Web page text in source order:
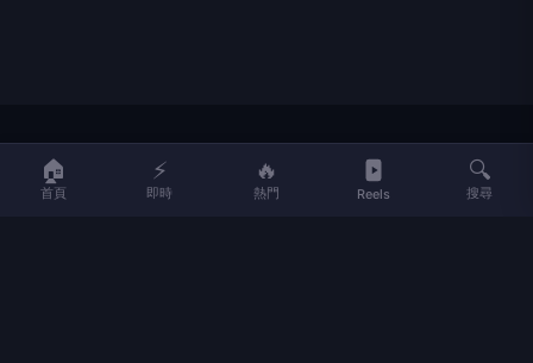
LIFE
LIFE 生活網是台灣領先的生活資訊平台，提供即時新聞、生活、健康、
🏠
首頁
⚡
即時
🔥
熱門 Reels
🔍
搜尋